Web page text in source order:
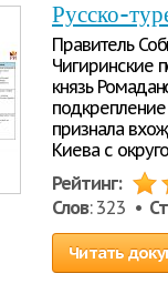
Русско-
Правитель
Чигиринские
князь
признала
Киева с
Рейтинг:
Слов: 323 •
Читать